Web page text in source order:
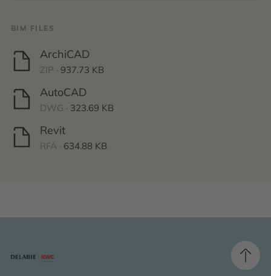
BIM FILES
ArchiCAD
ZIP · 937.73 KB
AutoCAD
DWG · 323.69 KB
Revit
RFA · 634.88 KB